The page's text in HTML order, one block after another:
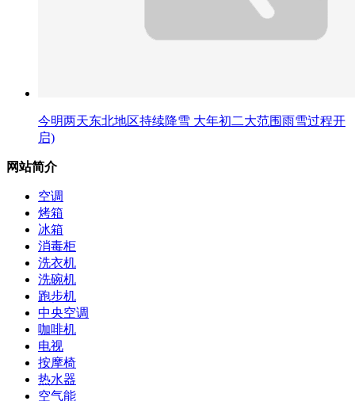
今明两天东北地区持续降雪 大年初二大范围雨雪过程开
启)
网站简介
空调
烤箱
冰箱
消毒柜
洗衣机
洗碗机
跑步机
中央空调
咖啡机
电视
按摩椅
热水器
空气能